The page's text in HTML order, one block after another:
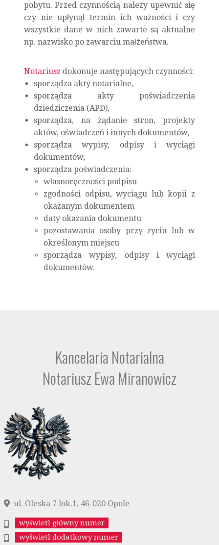
pobytu. Przed czynnością należy upewnić się
czy nie upłynął termin ich ważności i czy
wszystkie dane w nich zawarte są aktualne
np. nazwisko po zawarciu małżeństwa.
Notariusz dokonuje następujących czynności:
sporządza akty notarialne,
sporządza akty poświadczenia
dziedziczenia (APD),
sporządza, na żądanie stron, projekty
aktów, oświadczeń i innych dokumentów,
sporządza wypisy, odpisy i wyciągi
dokumentów,
sporządza poświadczenia:
własnoręczności podpisu
zgodności odpisu, wyciągu lub kopii z
okazanym dokumentem
daty okazania dokumentu
pozostawania osoby przy życiu lub w
określonym miejscu
sporządza wypisy, odpisy i wyciągi
dokumentów.
Kancelaria Notarialna
Notariusz Ewa Miranowicz
ul. Oleska 7 lok.1, 46-020 Opole
wyświetl główny numer
wyświetl dodatkowy numer